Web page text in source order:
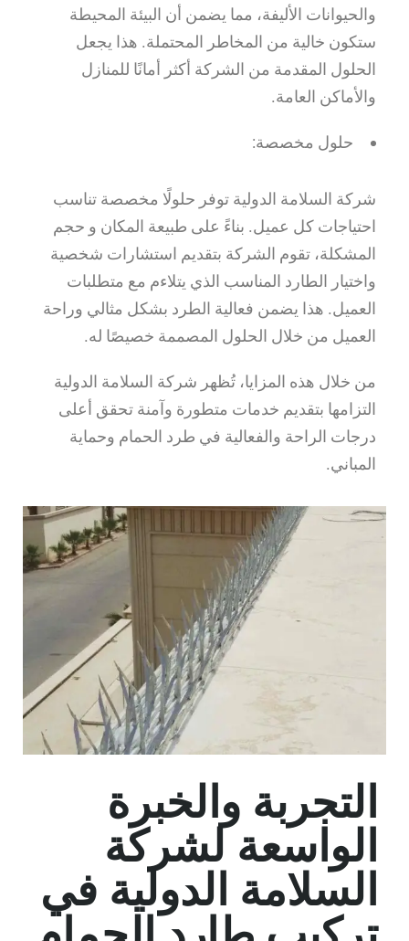
والحيوانات الأليفة، مما يضمن أن البيئة المحيطة
ستكون خالية من المخاطر المحتملة. هذا يجعل
الحلول المقدمة من الشركة أكثر أمانًا للمنازل
والأماكن العامة.
حلول مخصصة:
شركة السلامة الدولية توفر حلولًا مخصصة تناسب
احتياجات كل عميل. بناءً على طبيعة المكان و حجم
المشكلة، تقوم الشركة بتقديم استشارات شخصية
واختيار الطارد المناسب الذي يتلاءم مع متطلبات
العميل. هذا يضمن فعالية الطرد بشكل مثالي وراحة
العميل من خلال الحلول المصممة خصيصًا له.
من خلال هذه المزايا، تُظهر شركة السلامة الدولية
التزامها بتقديم خدمات متطورة وآمنة تحقق أعلى
درجات الراحة والفعالية في طرد الحمام وحماية
المباني.
التجربة والخبرة
الواسعة لشركة
السلامة الدولية في